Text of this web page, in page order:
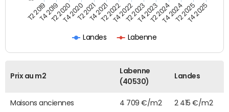
Landes Labenne
T2 2019T4 2019T2 2020T4 2020T2 2021T4 2021T2 2022T4 2022T2 2023T4 2023T2 2024T4 2024T2 2025T4 2025
Prix au m2
Labenne
(40530)
Landes
Maisons anciennes 4 709 €/m2 2 415 €/m2